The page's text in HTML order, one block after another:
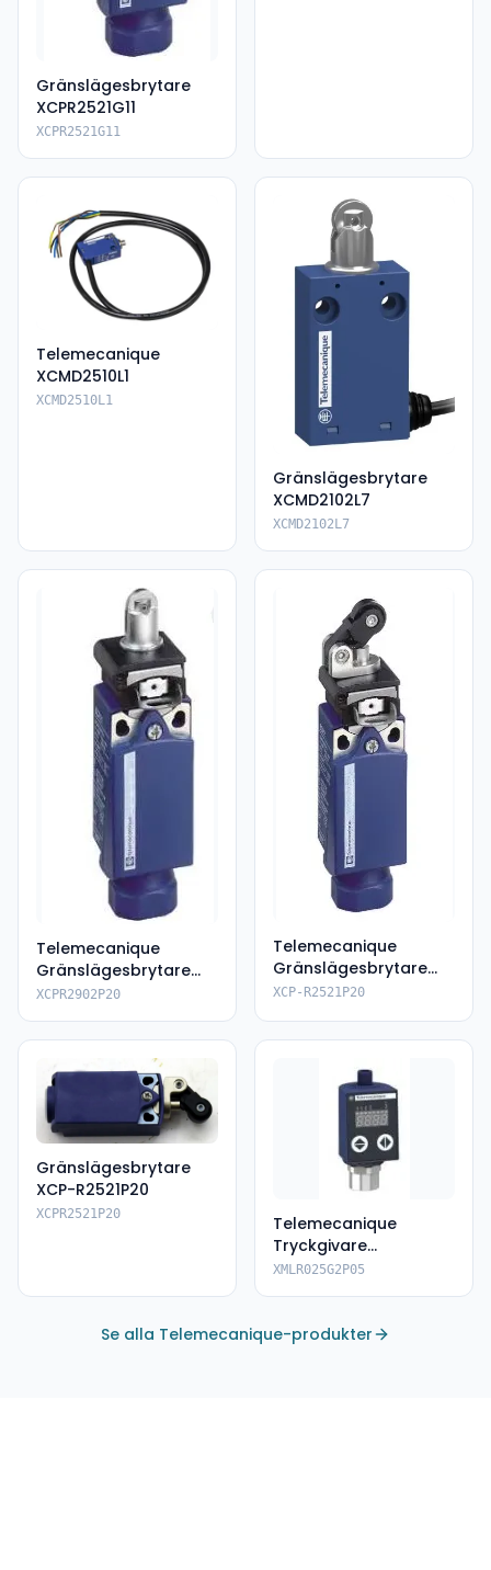
Gränslägesbrytare
XCPR2521G11
XCPR2521G11
Telemecanique
XCMD2510L1
XCMD2510L1
Gränslägesbrytare
XCMD2102L7
XCMD2102L7
Telemecanique
Gränslägesbrytare
XCPR2902P20
XCPR2902P20
Telemecanique
Gränslägesbrytare
XCPR2521P20
XCP-R2521P20
Gränslägesbrytare
XCP-R2521P20
XCPR2521P20
Telemecanique
Tryckgivare
XMLR025G2P05
XMLR025G2P05
Se alla Telemecanique-produkter